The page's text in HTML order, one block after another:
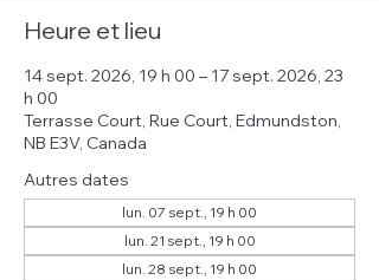
Heure et lieu
14 sept. 2026, 19 h 00 – 17 sept. 2026, 23
h 00
Terrasse Court, Rue Court, Edmundston,
NB E3V, Canada
Autres dates
lun. 07 sept., 19 h 00
lun. 21 sept., 19 h 00
lun. 28 sept., 19 h 00